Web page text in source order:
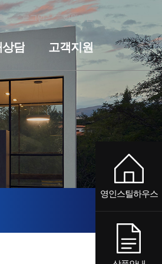
영인스틸하우스
로그인 회원가입
션
기숙사·사무실
상담
담
고객지원
공지사항